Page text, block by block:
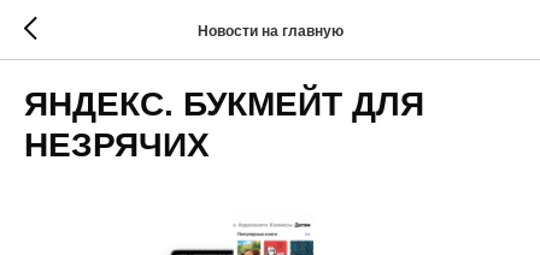
Новости на главную
ЯНДЕКС. БУКМЕЙТ ДЛЯ
НЕЗРЯЧИХ